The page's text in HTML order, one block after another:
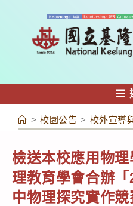
容
> 校園公告 > 校外宣導
檢送本校應用物
理教育學會合辦
中物理探究實作